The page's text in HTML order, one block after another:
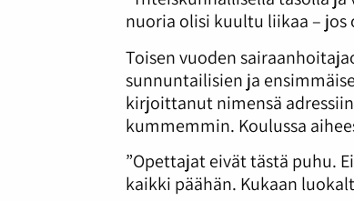
nuoria olisi kuultu liikaa – jos
Toisen vuoden
sunnuntailisien ja
kirjoittanut nimensä
kummemmin. Koulussa
”Opettajat eivät tästä puhu.
kaikki päähän. Kukaan